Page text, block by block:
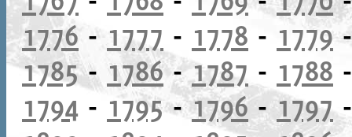
1776- 1777 - 1778 - 1779
1785- 1786-1787 - 1788
1794 - 1795-1796- 1797